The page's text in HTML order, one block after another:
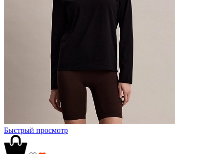
Быстрый просмотр